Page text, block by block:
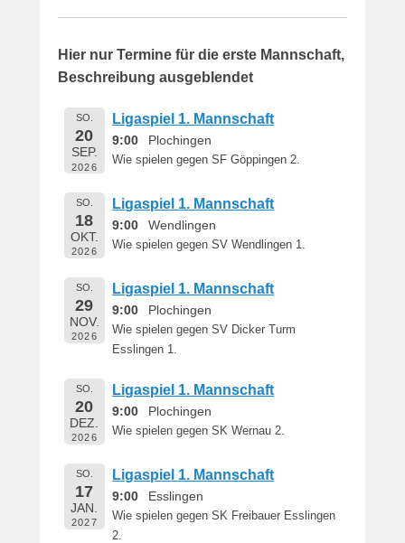
6
M
a
M
Hier nur Termine für die erste Mannschaft,
Beschreibung ausgeblendet
SO.
20
SEP.
2026
Ligaspiel 1. Mannschaft
9:00 Plochingen
Wie spielen gegen SF Göppingen 2.
SO.
18
OKT.
2026
Ligaspiel 1. Mannschaft
9:00 Wendlingen
Wie spielen gegen SV Wendlingen 1.
SO.
29
NOV.
2026
Ligaspiel 1. Mannschaft
9:00 Plochingen
Wie spielen gegen SV Dicker Turm
Esslingen 1.
SO.
20
DEZ.
2026
Ligaspiel 1. Mannschaft
9:00 Plochingen
Wie spielen gegen SK Wernau 2.
SO.
17
JAN.
2027
Ligaspiel 1. Mannschaft
9:00 Esslingen
Wie spielen gegen SK Freibauer Esslingen
2.